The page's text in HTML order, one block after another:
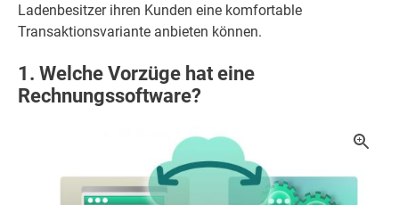
Ladenbesitzer ihren Kunden eine komfortable
Transaktionsvariante anbieten können.
1. Welche Vorzüge hat eine
Rechnungssoftware?